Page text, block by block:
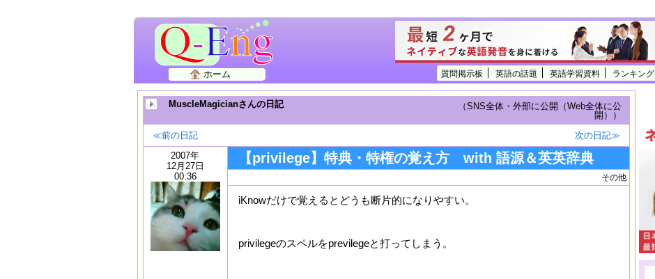
質問掲示板 英語の話題 英語学習資料 ランキング
ホーム
MuscleMagicianさんの日記
（SNS全体・外部に公開（Web全体に公
開））
≪前の日記
次の日記≫
2007年
12月27日
00:36
【privilege】特典・特権の覚え方 with 語源＆英英辞典
その他
iKnowだけで覚えるとどうも断片的になりやすい。
privilegeのスペルをprevilegeと打ってしまう。